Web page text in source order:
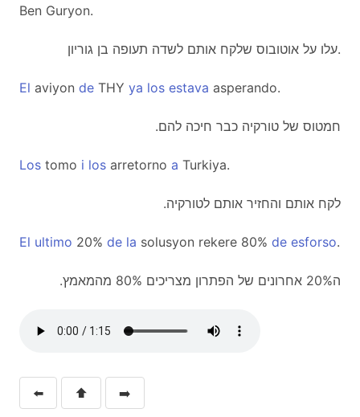
Ben Guryon.
עלו על אוטובוס שלקח אותם לשדה תעופה בן גוריון.
El aviyon de THY ya los estava asperando.
.חמטוס של טורקיה כבר חיכה להם
Los tomo i los arretorno a Turkiya.
.לקח אותם והחזיר אותם לטורקיה
El ultimo 20% de la solusyon rekere 80% de esforso.
.ה20% אחרונים של הפתרון מצריכים 80% מהמאמץ
⬅️ ⬆️ ➡️